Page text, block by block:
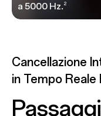
a 5000 Hz. 2
Cancellazione
in Tempo